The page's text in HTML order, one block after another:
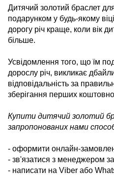
Дитячий золотий браслет
подарунком у будь-якому
дорогу річ краще, коли вік
більше.
Усвідомлення того, що їм
дорослу річ, викликає
відповідальність за
зберігання перших
Купити дитячий золотий
запропонованих нами
- оформити онлайн-
- зв'язатися з менеджером
- написати на Viber або